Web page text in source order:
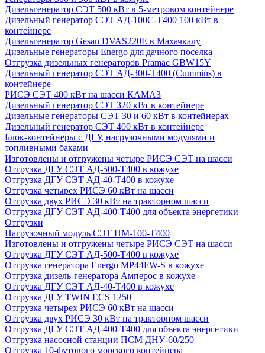
Дизельгенератор СЭТ 500 кВт в 5-метровом контейнере
Дизельный генератор СЭТ АД-100С-Т400 100 кВт в
контейнере
Дизельгенератор Gesan DVAS220E в Махачкалу
Дизельные генераторы Energo для дачного поселка
Отгрузка дизельных генераторов Pramac GВW15Y
Дизельный генератор СЭТ АД-300-Т400 (Cummins) в
контейнере
РИСЭ СЭТ 400 кВт на шасси КАМАЗ
Дизельный генератор СЭТ 320 кВт в контейнере
Дизельные генераторы СЭТ 30 и 60 кВт в контейнерах
Дизельный генератор СЭТ 400 кВт в контейнере
Блок-контейнеры с ДГУ, нагрузочными модулями и
топливными баками
Изготовлены и отгружены четыре РИСЭ СЭТ на шасси
Отгрузка ДГУ СЭТ АД-500-Т400 в кожухе
Отгрузка ДГУ СЭТ АД-40-Т400 в кожухе
Отгрузка четырех РИСЭ 60 кВт на шасси
Отгрузка двух РИСЭ 30 кВт на тракторном шасси
Отгрузка ДГУ СЭТ АД-400-Т400 для объекта энергетики
Отгрузки
Нагрузочный модуль СЭТ НМ-100-Т400
Изготовлены и отгружены четыре РИСЭ СЭТ на шасси
Отгрузка ДГУ СЭТ АД-500-Т400 в кожухе
Отгрузка генератора Energo MP44FW-S в кожухе
Отгрузка дизель-генератора Амперос в кожухе
Отгрузка ДГУ СЭТ АД-40-Т400 в кожухе
Отгрузка ДГУ TWIN ECS 1250
Отгрузка четырех РИСЭ 60 кВт на шасси
Отгрузка двух РИСЭ 30 кВт на тракторном шасси
Отгрузка ДГУ СЭТ АД-400-Т400 для объекта энергетики
Отгрузка насосной станции ПСМ ДНУ-60/250
Отгрузка 10-футового морского контейнера